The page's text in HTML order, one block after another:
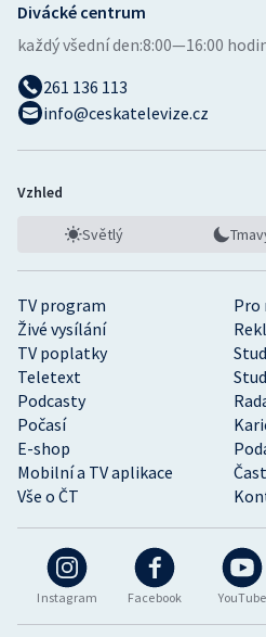
Instagram Facebook YouTube
TV program
Pro
Živé vysílání
TV poplatky
Teletext
Podcasty
Počasí
E-shop
Mobilní a TV aplikace
Vše o ČT
Divácké centrum
každý všední den:8:00—16:00
261 136 113
info@ceskatelevize.cz
Vzhled
Světlý